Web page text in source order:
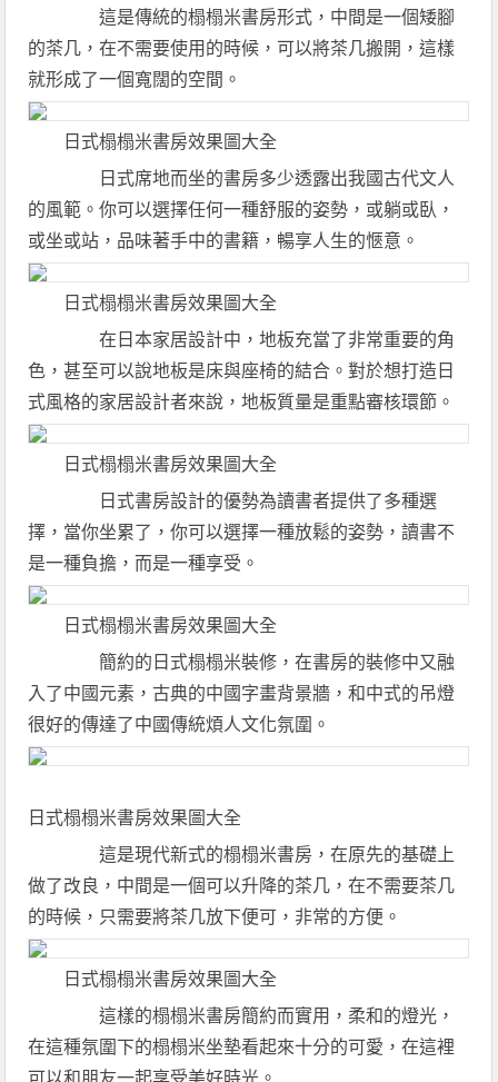
這是傳統的榻榻米書房形式，中間是一個矮腳
的茶几，在不需要使用的時候，可以將茶几搬開，這樣
就形成了一個寬闊的空間。
日式榻榻米書房效果圖大全
日式席地而坐的書房多少透露出我國古代文人
的風範。你可以選擇任何一種舒服的姿勢，或躺或臥，
或坐或站，品味著手中的書籍，暢享人生的愜意。
日式榻榻米書房效果圖大全
在日本家居設計中，地板充當了非常重要的角
色，甚至可以說地板是床與座椅的結合。對於想打造日
式風格的家居設計者來說，地板質量是重點審核環節。
日式榻榻米書房效果圖大全
日式書房設計的優勢為讀書者提供了多種選
擇，當你坐累了，你可以選擇一種放鬆的姿勢，讀書不
是一種負擔，而是一種享受。
日式榻榻米書房效果圖大全
簡約的日式榻榻米裝修，在書房的裝修中又融
入了中國元素，古典的中國字畫背景牆，和中式的吊燈
很好的傳達了中國傳統煩人文化氛圍。
日式榻榻米書房效果圖大全
這是現代新式的榻榻米書房，在原先的基礎上
做了改良，中間是一個可以升降的茶几，在不需要茶几
的時候，只需要將茶几放下便可，非常的方便。
日式榻榻米書房效果圖大全
這樣的榻榻米書房簡約而實用，柔和的燈光，
在這種氛圍下的榻榻米坐墊看起來十分的可愛，在這裡
可以和朋友一起享受美好時光。